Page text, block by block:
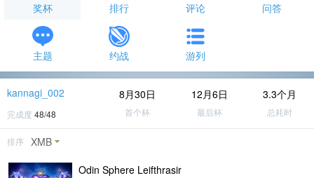
奖杯 排行 评论 问答
主题 约战 游列
kannagi_002
完成度 48/48
8月30日
首个杯
12月6日
最后杯
3.3个月
总耗时
排序 XMB
Odin Sphere Leifthrasir